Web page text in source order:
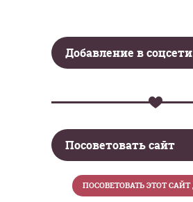
Добавление в соцсети
Посоветовать сайт